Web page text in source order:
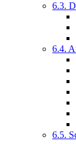
6.3.
6.4.
6.5.